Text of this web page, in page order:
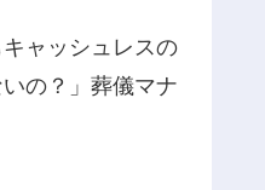
キャッシュレスの
の？」葬儀マナ